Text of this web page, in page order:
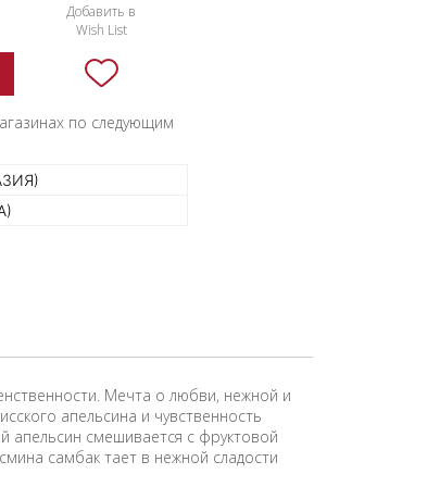
Добавить в
Wish List
по следующим
Мечта о любви, нежной и
апельсина и чувственность
апельсин смешивается с фруктовой
самбак тает в нежной сладости